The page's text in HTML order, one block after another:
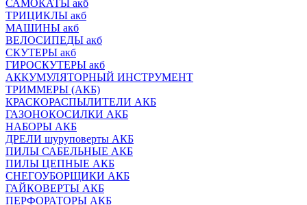
САМОКАТЫ акб
ТРИЦИКЛЫ акб
МАШИНЫ акб
ВЕЛОСИПЕДЫ акб
СКУТЕРЫ акб
ГИРОСКУТЕРЫ акб
АККУМУЛЯТОРНЫЙ ИНСТРУМЕНТ
ТРИММЕРЫ (АКБ)
КРАСКОРАСПЫЛИТЕЛИ АКБ
ГАЗОНОКОСИЛКИ АКБ
НАБОРЫ АКБ
ДРЕЛИ шуруповерты АКБ
ПИЛЫ САБЕЛЬНЫЕ АКБ
ПИЛЫ ЦЕПНЫЕ АКБ
СНЕГОУБОРЩИКИ АКБ
ГАЙКОВЕРТЫ АКБ
ПЕРФОРАТОРЫ АКБ